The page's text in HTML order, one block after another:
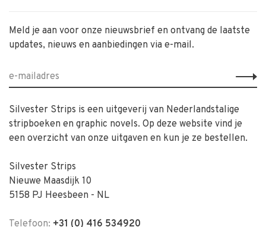
Meld je aan voor onze nieuwsbrief en ontvang de laatste
updates, nieuws en aanbiedingen via e-mail.
Silvester Strips is een uitgeverij van Nederlandstalige
stripboeken en graphic novels. Op deze website vind je
een overzicht van onze uitgaven en kun je ze bestellen.
Silvester Strips
Nieuwe Maasdijk 10
5158 PJ Heesbeen - NL
Telefoon: +31 (0) 416 534920